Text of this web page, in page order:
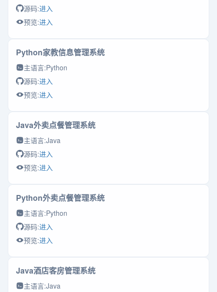
源码:进入
预览:进入
Python家教信息管理系统
主语言:Python
源码:进入
预览:进入
Java外卖点餐管理系统
主语言:Java
源码:进入
预览:进入
Python外卖点餐管理系统
主语言:Python
源码:进入
预览:进入
Java酒店客房管理系统
主语言:Java